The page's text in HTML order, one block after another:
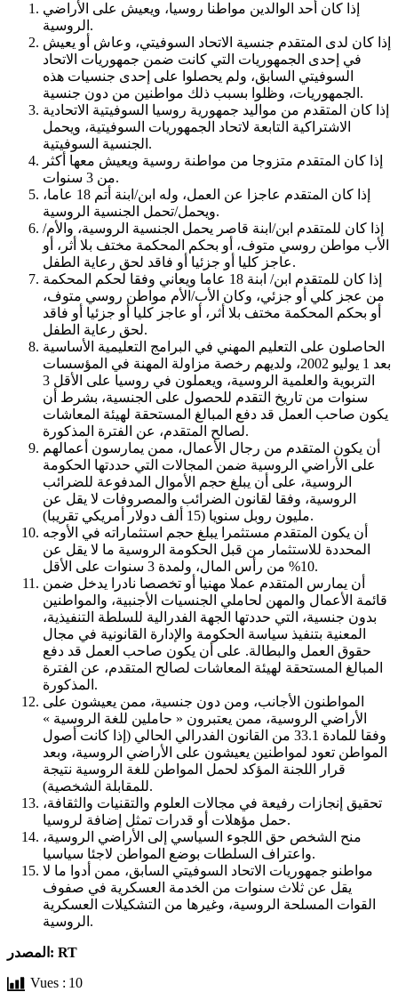
إذا كان أحد الوالدين مواطنا روسيا، ويعيش على الأراضي
الروسية.
إذا كان لدى المتقدم جنسية الاتحاد السوفيتي، وعاش أو يعيش
في إحدى الجمهوريات التي كانت ضمن جمهوريات الاتحاد
السوفيتي السابق، ولم يحصلوا على إحدى جنسيات هذه
الجمهوريات، وظلوا بسبب ذلك مواطنين من دون جنسية.
إذا كان المتقدم من مواليد جمهورية روسيا السوفيتية الاتحادية
الاشتراكية التابعة لاتحاد الجمهوريات السوفيتية، ويحمل
الجنسية السوفيتية.
إذا كان المتقدم متزوجا من مواطنة روسية ويعيش معها أكثر
من 3 سنوات.
إذا كان المتقدم عاجزا عن العمل، وله ابن/ابنة أتم 18 عاما،
ويحمل/تحمل الجنسية الروسية.
إذا كان للمتقدم ابن/ابنة قاصر يحمل الجنسية الروسية، والأم/
الأب مواطن روسي متوف، أو بحكم المحكمة مختف بلا أثر، أو
عاجز كليا أو جزئيا أو فاقد لحق رعاية الطفل.
إذا كان للمتقدم ابن/ ابنة 18 عاما ويعاني وفقا لحكم المحكمة
من عجز كلي أو جزئي، وكان الأب/الأم مواطن روسي متوف،
أو بحكم المحكمة مختف بلا أثر، أو عاجز كليا أو جزئيا أو فاقد
لحق رعاية الطفل.
الحاصلون على التعليم المهني في البرامج التعليمية الأساسية
بعد 1 يوليو 2002، ولديهم رخصة مزاولة المهنة في المؤسسات
التربوية والعلمية الروسية، ويعملون في روسيا على الأقل 3
سنوات من تاريخ التقدم للحصول على الجنسية، بشرط أن
يكون صاحب العمل قد دفع المبالغ المستحقة لهيئة المعاشات
لصالح المتقدم، عن الفترة المذكورة.
أن يكون المتقدم من رجال الأعمال، ممن يمارسون أعمالهم
على الأراضي الروسية ضمن المجالات التي حددتها الحكومة
الروسية، على أن يبلغ حجم الأموال المدفوعة للضرائب
الروسية، وفقا لقانون الضرائب والمصروفات لا يقل عن
مليون روبل سنويا (15 ألف دولار أمريكي تقريبا).
أن يكون المتقدم مستثمرا يبلغ حجم استثماراته في الأوجه
المحددة للاستثمار من قبل الحكومة الروسية ما لا يقل عن
10% من رأس المال، ولمدة 3 سنوات على الأقل.
أن يمارس المتقدم عملا مهنيا أو تخصصا نادرا يدخل ضمن
قائمة الأعمال والمهن لحاملي الجنسيات الأجنبية، والمواطنين
بدون جنسية، التي حددتها الجهة الفدرالية للسلطة التنفيذية،
المعنية بتنفيذ سياسة الحكومة والإدارة القانونية في مجال
حقوق العمل والبطالة. على أن يكون صاحب العمل قد دفع
المبالغ المستحقة لهيئة المعاشات لصالح المتقدم، عن الفترة
المذكورة.
المواطنون الأجانب، ومن دون جنسية، ممن يعيشون على
الأراضي الروسية، ممن يعتبرون « حاملين للغة الروسية »
وفقا للمادة 33.1 من القانون الفدرالي الحالي (إذا كانت أصول
المواطن تعود لمواطنين يعيشون على الأراضي الروسية، وبعد
قرار اللجنة المؤكد لحمل المواطن للغة الروسية نتيجة
للمقابلة الشخصية).
تحقيق إنجازات رفيعة في مجالات العلوم والتقنيات والثقافة،
حمل مؤهلات أو قدرات تمثل إضافة لروسيا.
منح الشخص حق اللجوء السياسي إلى الأراضي الروسية،
واعتراف السلطات بوضع المواطن لاجئا سياسيا.
مواطنو جمهوريات الاتحاد السوفيتي السابق، ممن أدوا ما لا
يقل عن ثلاث سنوات من الخدمة العسكرية في صفوف
القوات المسلحة الروسية، وغيرها من التشكيلات العسكرية
الروسية.
المصدر: RT
Vues : 10